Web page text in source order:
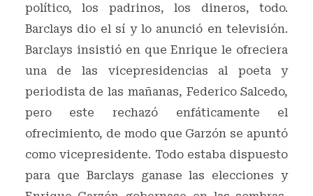
político, los padrinos, los dineros, todo.
Barclays dio el sí y lo anunció en televisión.
Barclays insistió en que Enrique le ofreciera
una de las vicepresidencias al poeta y
periodista de las mañanas, Federico Salcedo,
pero este rechazó enfáticamente el
ofrecimiento, de modo que Garzón se apuntó
como vicepresidente. Todo estaba dispuesto
para que Barclays ganase las elecciones y